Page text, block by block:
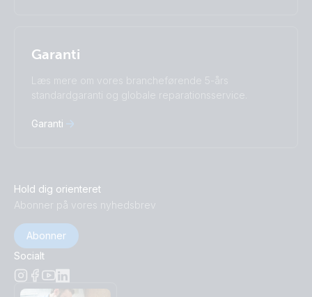
Garanti
Læs mere om vores brancheførende 5-års
standardgaranti og globale reparationsservice.
Garanti
Hold dig orienteret
Abonner på vores nyhedsbrev
Abonner
Socialt